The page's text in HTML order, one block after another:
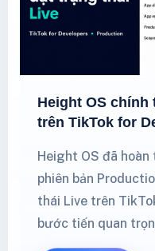
Height OS
trên TikTok for
Height OS đã
phiên bản
thái Live trên
bước tiến quan